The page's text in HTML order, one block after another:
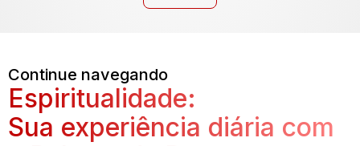
Continue navegando
Espiritualidade:
Sua experiência diária com